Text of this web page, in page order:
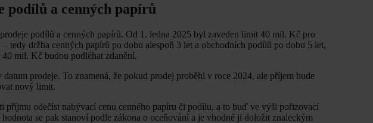
podílů a cenných papírů
podílů a cenných papírů. Od 1. ledna 2025 byl zaveden limit 40 mil. Kč pro
tedy držba cenných papírů po dobu alespoň 3 let a obchodních podílů po dobu 5 let,
mil. Kč budou podléhat zdanění.
prodeje. To znamená, že pokud prodej proběhl v roce 2024, ale příjem bude
nový limit.
odečíst nabývací cenu cenného papíru či podílu, a to buď ve výši pořizovací
se pak stanoví podle zákona o oceňování a je vhodné ji doložit znaleckým